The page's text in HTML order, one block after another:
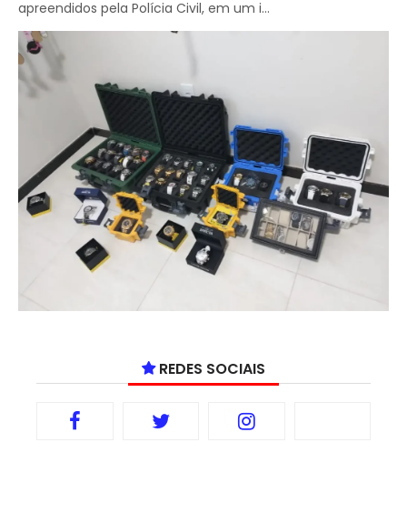
apreendidos pela Polícia Civil, em um i...
REDES SOCIAIS